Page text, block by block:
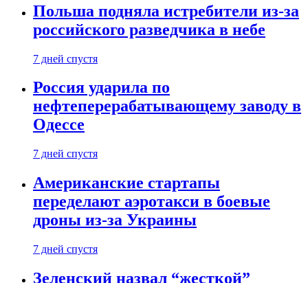
Польша подняла истребители из-за
российского разведчика в небе
7 дней спустя
Россия ударила по
нефтеперерабатывающему заводу в
Одессе
7 дней спустя
Американские стартапы
переделают аэротакси в боевые
дроны из-за Украины
7 дней спустя
Зеленский назвал “жесткой”